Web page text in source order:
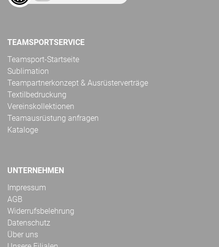
TEAMSPORTSERVICE
Teamsport-Startseite
Sublimation
Teampartnerkonzept & Ausrüsterverträge
Textilbedruckung
Vereinskollektionen
Teamausrüstung anfragen
Kataloge
UNTERNEHMEN
Impressum
AGB
Widerrufsbelehrung
Datenschutz
Über uns